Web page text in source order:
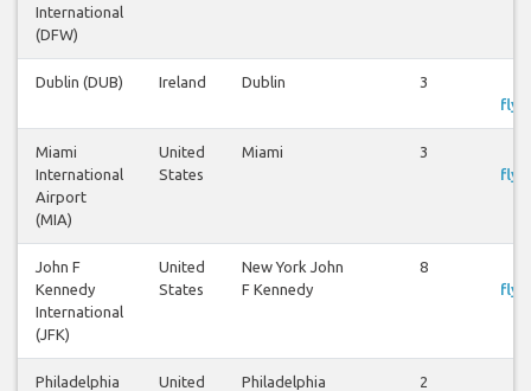
International
(DFW)
Dublin (DUB) Ireland Dublin 3
Miami
International
Airport
(MIA)
United
States
Miami 3
John F
Kennedy
International
(JFK)
United
States
New York John
F Kennedy
8
Philadelphia
United
Philadelphia 2